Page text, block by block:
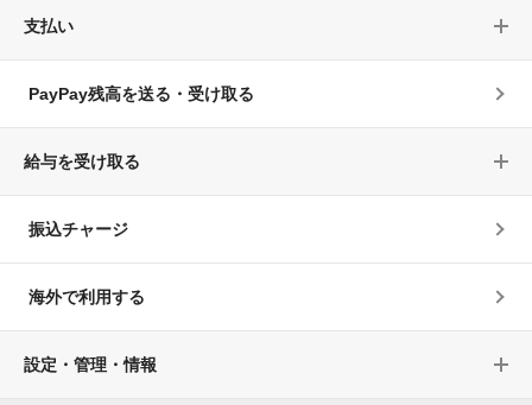
支払い
PayPay残高を送る・受け取る
給与を受け取る
振込チャージ
海外で利用する
設定・管理・情報